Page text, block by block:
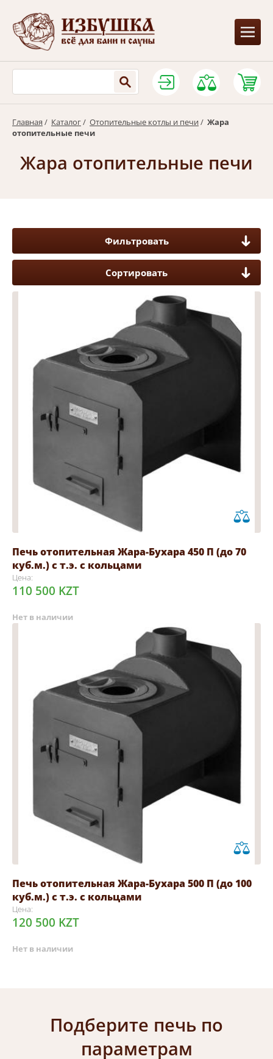
Главная / Каталог/ Отопительные котлы и печи/ Жара
отопительные печи
Жара отопительные печи
Фильтровать
Сортировать
Печь отопительная Жара-Бухара 450 П (до 70
куб.м.) с т.э. с кольцами
Цена:
110 500 KZT
Нет в наличии
Печь отопительная Жара-Бухара 500 П (до 100
куб.м.) с т.э. с кольцами
Цена:
120 500 KZT
Нет в наличии
Подберите печь по
параметрам